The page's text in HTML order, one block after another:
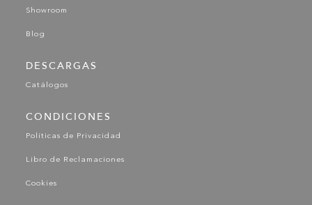
Showroom
Blog
DESCARGAS
Catálogos
CONDICIONES
Políticas de Privacidad
Libro de Reclamaciones
Cookies